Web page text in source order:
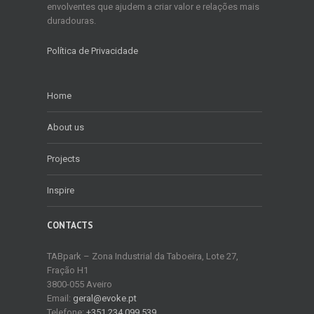
envolventes que ajudem a criar valor e relações mais
duradouras.
Política de Privacidade
Home
About us
Projects
Inspire
CONTACTS
TABpark – Zona Industrial da Taboeira, Lote 27,
Fração H1
3800-055 Aveiro
Email: geral@evoke.pt